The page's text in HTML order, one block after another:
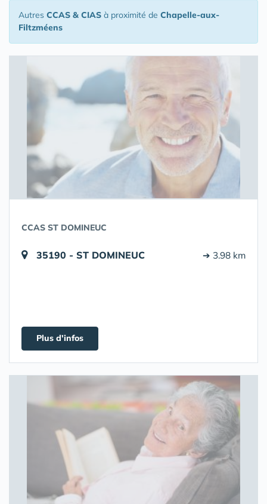
Autres CCAS & CIAS à proximité de Chapelle-aux-
Filtzméens
CCAS ST DOMINEUC
35190 - ST DOMINEUC ➔ 3.98 km
Plus d'infos